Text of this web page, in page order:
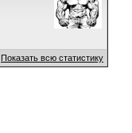
Показать всю статистику